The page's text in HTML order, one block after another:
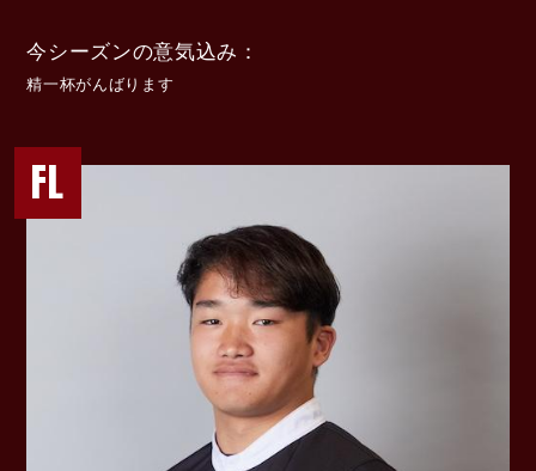
今シーズンの意気込み
精一杯がんばります
FL